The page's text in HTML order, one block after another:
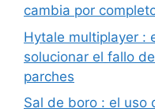
cambia por
Hytale multiplayer :
solucionar el fallo
parches
Sal de boro : el uso